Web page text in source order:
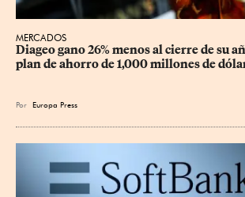
MERCADOS
Diageo gano 26% menos al cierre de su
plan de ahorro de 1,000 millones de
Por Europa Press